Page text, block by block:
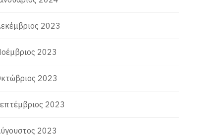
2023
2023
2023
2023
2023